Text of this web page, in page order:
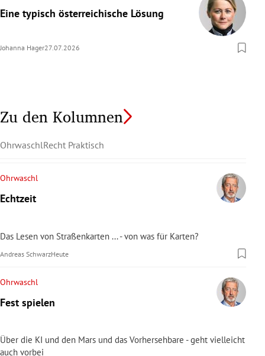
Eine typisch österreichische Lösung
Johanna Hager27.07.2026
Zu den Kolumnen
OhrwaschlRecht Praktisch
Ohrwaschl
Echtzeit
Das Lesen von Straßenkarten ... - von was für Karten?
Andreas SchwarzHeute
Ohrwaschl
Fest spielen
Über die KI und den Mars und das Vorhersehbare - geht vielleicht
auch vorbei